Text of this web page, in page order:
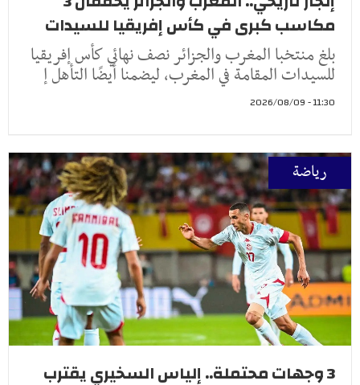
مكاسب كبرى في كأس إفريقيا للسيدات
بلغ منتخبا المغرب والجزائر نصف نهائي كأس إفريقيا
للسيدات المقامة في المغرب، ليضمنا أيضًا التأهل إ
11:30 - 2026/08/09
رياضة
3 وجهات محتملة.. إلياس السخيري يقترب